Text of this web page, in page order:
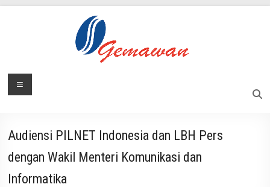
Lembaga
Swadaya
Menu
Audiensi PILNET Indonesia dan LBH Pers
dengan Wakil Menteri Komunikasi dan
Informatika